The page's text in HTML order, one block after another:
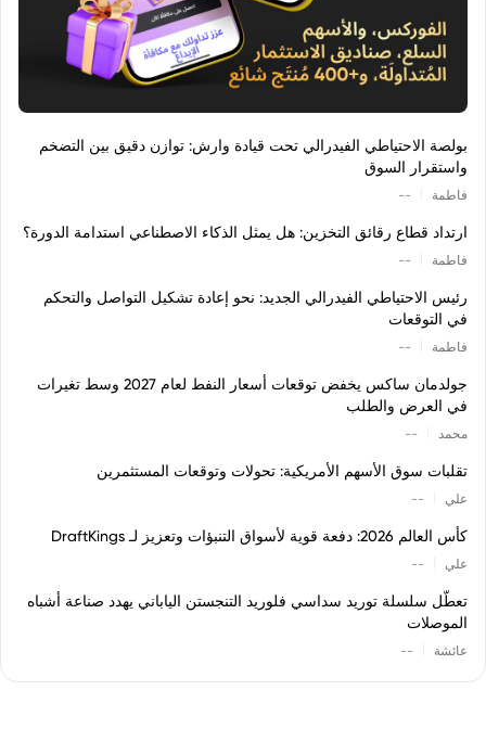
بولصة الاحتياطي الفيدرالي تحت قيادة وارش: توازن دقيق بين التضخم
واستقرار السوق
فاطمة --
ارتداد قطاع رقائق التخزين: هل يمثل الذكاء الاصطناعي استدامة الدورة؟
فاطمة --
رئيس الاحتياطي الفيدرالي الجديد: نحو إعادة تشكيل التواصل والتحكم
في التوقعات
فاطمة --
جولدمان ساكس يخفض توقعات أسعار النفط لعام 2027 وسط تغيرات
في العرض والطلب
محمد --
تقلبات سوق الأسهم الأمريكية: تحولات وتوقعات المستثمرين
علي --
كأس العالم 2026: دفعة قوية لأسواق التنبؤات وتعزيز لـ DraftKings
علي --
تعطّل سلسلة توريد سداسي فلوريد التنجستن الياباني يهدد صناعة أشباه
الموصلات
عائشة --